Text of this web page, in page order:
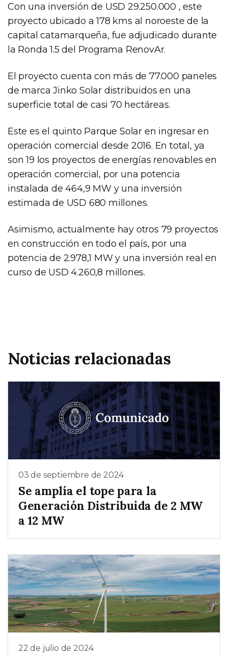
Con una inversión de USD 29.250.000 , este
proyecto ubicado a 178 kms al noroeste de la
capital catamarqueña, fue adjudicado durante
la Ronda 1.5 del Programa RenovAr.
El proyecto cuenta con más de 77.000 paneles
de marca Jinko Solar distribuidos en una
superficie total de casi 70 hectáreas.
Este es el quinto Parque Solar en ingresar en
operación comercial desde 2016. En total, ya
son 19 los proyectos de energías renovables en
operación comercial, por una potencia
instalada de 464,9 MW y una inversión
estimada de USD 680 millones.
Asimismo, actualmente hay otros 79 proyectos
en construcción en todo el país, por una
potencia de 2.978,1 MW y una inversión real en
curso de USD 4.260,8 millones.
Noticias relacionadas
03 de septiembre de 2024
Se amplía el tope para la
Generación Distribuida de 2 MW
a 12 MW
22 de julio de 2024